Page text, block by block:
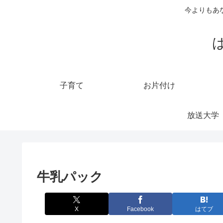
今よりもあ
子育て お片付け
放送大学
牛乳パック
X Facebook はてブ